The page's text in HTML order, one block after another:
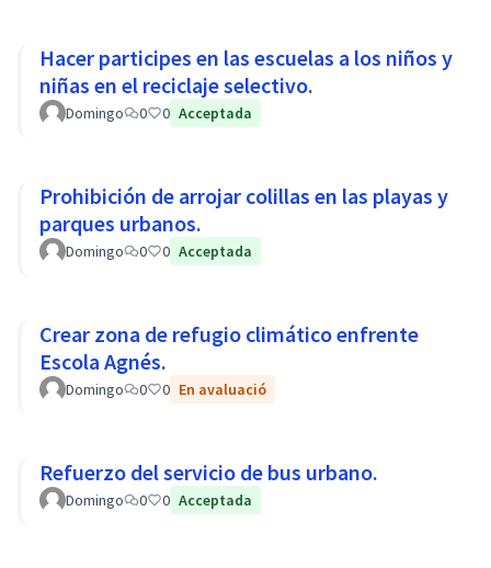
Hacer participes en las escuelas a los niños y
niñas en el reciclaje selectivo.
Domingo 0 0 Acceptada
Prohibición de arrojar colillas en las playas y
parques urbanos.
Domingo 0 0 Acceptada
Crear zona de refugio climático enfrente
Escola Agnés.
Domingo 0 0 En avaluació
Refuerzo del servicio de bus urbano.
Domingo 0 0 Acceptada